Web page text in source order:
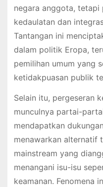
negara anggota, tetapi
kedaulatan dan
Tantangan ini
dalam politik Eropa,
pemilihan umum yang
ketidakpuasan publik
Selain itu, pergeseran
munculnya partai-
mendapatkan
menawarkan alternatif
mainstream yang
menangani isu-isu
keamanan. Fenomena